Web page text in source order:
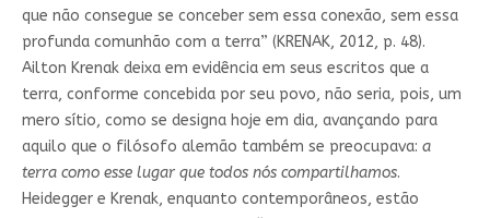
que não consegue se conceber sem essa conexão, sem essa
profunda comunhão com a terra” (KRENAK, 2012, p. 48).
Ailton Krenak deixa em evidência em seus escritos que a
terra, conforme concebida por seu povo, não seria, pois, um
mero sítio, como se designa hoje em dia, avançando para
aquilo que o filósofo alemão também se preocupava: a
terra como esse lugar que todos nós compartilhamos.
Heidegger e Krenak, enquanto contemporâneos, estão